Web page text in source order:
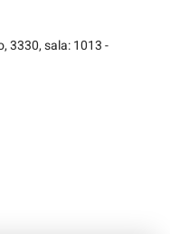
3330, sala: 1013 -